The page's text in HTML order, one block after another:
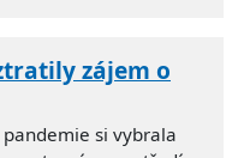
zájem o
si vybrala